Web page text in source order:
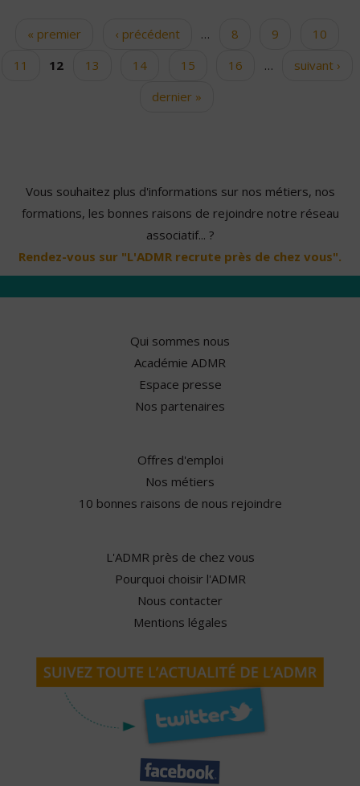
Pages« premier ‹ précédent … 8 9
10
11
12 13 14 15 16 …
suivant ›
dernier »
Vous souhaitez plus d'informations sur nos métiers, nos
formations, les bonnes raisons de rejoindre notre réseau
associatif... ?
Rendez-vous sur "L'ADMR recrute près de chez vous".
Qui sommes nous
Académie ADMR
Espace presse
Nos partenaires
Offres d'emploi
Nos métiers
10 bonnes raisons de nous rejoindre
L'ADMR près de chez vous
Pourquoi choisir l'ADMR
Nous contacter
Mentions légales